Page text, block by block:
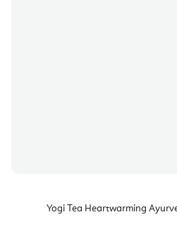
Yogi Tea Heartwarming